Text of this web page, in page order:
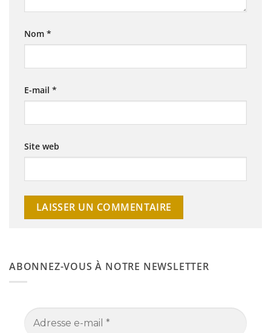
Nom *
E-mail *
Site web
ABONNEZ-VOUS À NOTRE NEWSLETTER